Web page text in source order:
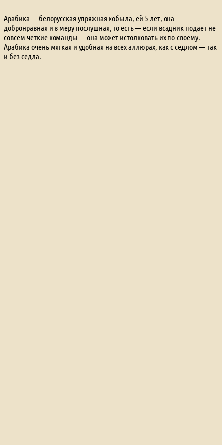
Арабика — белорусская упряжная кобыла, ей 5 лет, она
добронравная и в меру послушная, то есть — если всадник подает не
совсем четкие команды — она может истолковать их по-своему.
Арабика очень мягкая и удобная на всех аллюрах, как с седлом — так
и без седла.